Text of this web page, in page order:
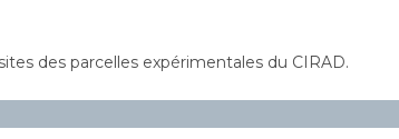
des parcelles expérimentales du CIRAD.